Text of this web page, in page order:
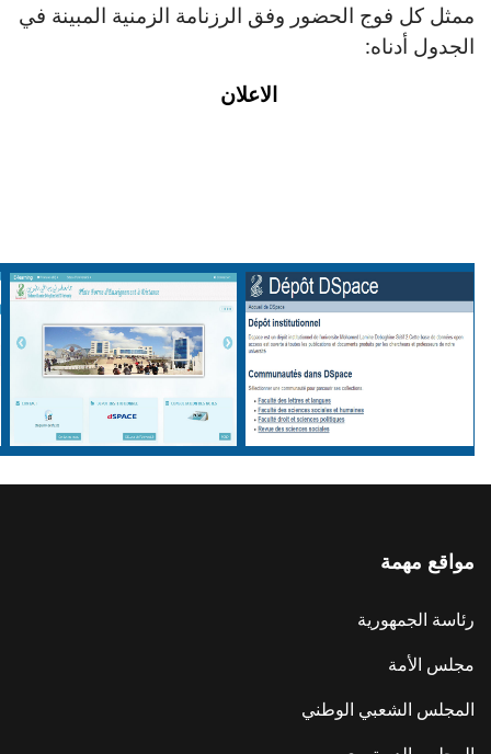
ممثل كل فوج الحضور وفق الرزنامة الزمنية المبينة في
الجدول أدناه:
الاعلان
مواقع مهمة
رئاسة الجمهورية
مجلس الأمة
المجلس الشعبي الوطني